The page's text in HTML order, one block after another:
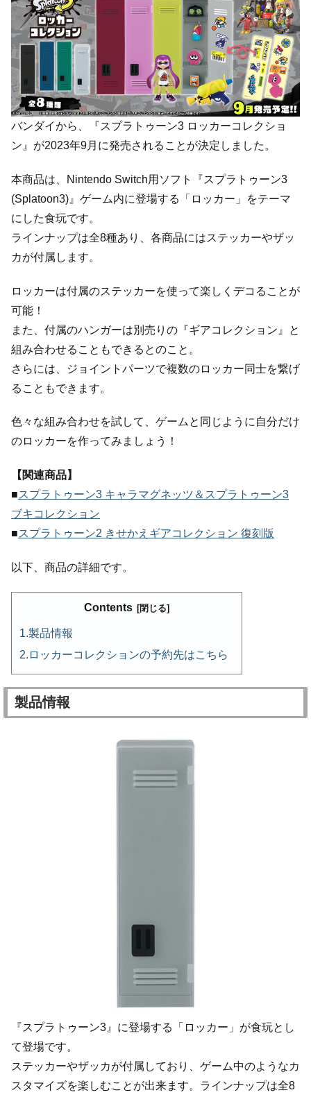
バンダイから、『スプラトゥーン3 ロッカーコレクショ
ン』が2023年9月に発売されることが決定しました。
本商品は、Nintendo Switch用ソフト『スプラトゥーン3
(Splatoon3)』ゲーム内に登場する「ロッカー」をテーマ
にした食玩です。
ラインナップは全8種あり、各商品にはステッカーやザッ
カが付属します。
ロッカーは付属のステッカーを使って楽しくデコることが
可能！
また、付属のハンガーは別売りの『ギアコレクション』と
組み合わせることもできるとのこと。
さらには、ジョイントパーツで複数のロッカー同士を繋げ
ることもできます。
色々な組み合わせを試して、ゲームと同じように自分だけ
のロッカーを作ってみましょう！
【関連商品】
■スプラトゥーン3 キャラマグネッツ＆スプラトゥーン3
ブキコレクション
■スプラトゥーン2 きせかえギアコレクション 復刻版
以下、商品の詳細です。
Contents
製品情報
ロッカーコレクションの予約先はこちら
製品情報
『スプラトゥーン3』に登場する「ロッカー」が食玩とし
て登場です。
ステッカーやザッカが付属しており、ゲーム中のようなカ
スタマイズを楽しむことが出来ます。ラインナップは全8